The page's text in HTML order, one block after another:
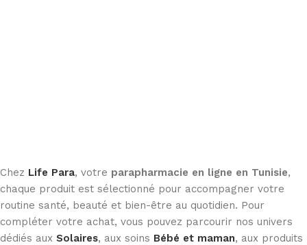
Chez Life Para, votre parapharmacie en ligne en Tunisie,
chaque produit est sélectionné pour accompagner votre
routine santé, beauté et bien-être au quotidien. Pour
compléter votre achat, vous pouvez parcourir nos univers
dédiés aux Solaires, aux soins Bébé et maman, aux produits